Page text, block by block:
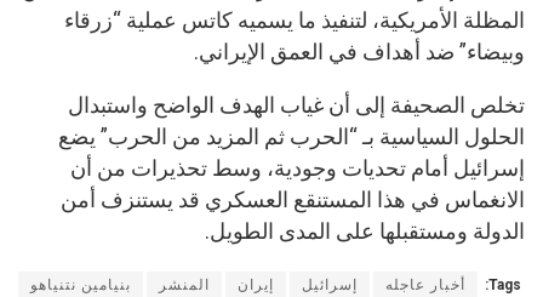
المظلة الأمريكية، لتنفيذ ما يسميه كاتس عملية “زرقاء
وبيضاء” ضد أهداف في العمق الإيراني.
تخلص الصحيفة إلى أن غياب الهدف الواضح واستبدال
الحلول السياسية بـ “الحرب ثم المزيد من الحرب” يضع
إسرائيل أمام تحديات وجودية، وسط تحذيرات من أن
الانغماس في هذا المستنقع العسكري قد يستنزف أمن
الدولة ومستقبلها على المدى الطويل.
Tags: أخبار عاجله إسرائيل إيران المنشر بنيامين نتنياهو